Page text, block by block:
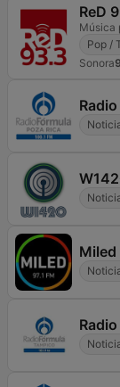
ReD
Música
Pop /
Sonora
Miled